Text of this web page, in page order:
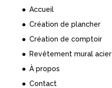
Accueil
Création de plancher
Création de comptoir
Revêtement mural acier
À propos
Contact